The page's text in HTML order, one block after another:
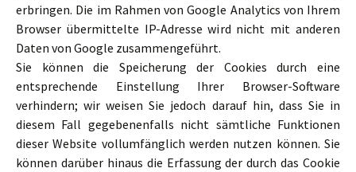
erbringen. Die im Rahmen von Google Analytics von Ihrem
Browser übermittelte IP-Adresse wird nicht mit anderen
Daten von Google zusammengeführt.
Sie können die Speicherung der Cookies durch eine
entsprechende Einstellung Ihrer Browser-Software
verhindern; wir weisen Sie jedoch darauf hin, dass Sie in
diesem Fall gegebenenfalls nicht sämtliche Funktionen
dieser Website vollumfänglich werden nutzen können. Sie
können darüber hinaus die Erfassung der durch das Cookie